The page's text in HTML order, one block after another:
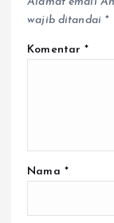
wajib ditandai *
Komentar*
Nama *